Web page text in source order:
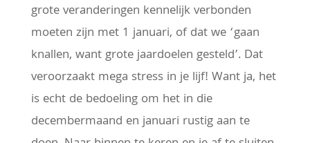
grote veranderingen kennelijk verbonden
moeten zijn met 1 januari, of dat we ‘gaan
knallen, want grote jaardoelen gesteld’. Dat
veroorzaakt mega stress in je lijf! Want ja, het
is echt de bedoeling om het in die
decembermaand en januari rustig aan te